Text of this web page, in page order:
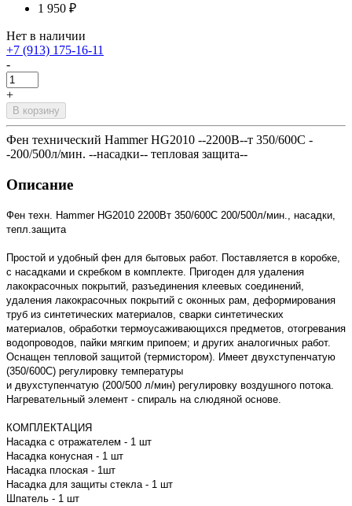
1 950 ₽
Нет в наличии
+7 (913) 175-16-11
-
+
В корзину
Фен технический Hammer HG2010 --2200В--т 350/600С -
-200/500л/мин. --насадки-- тепловая защита--
Описание
Фен техн. Hammer HG2010 2200Вт 350/600С 200/500л/мин., насадки,
тепл.защита
Простой и удобный фен для бытовых работ. Поставляется в коробке,
с насадками и скребком в комплекте. Пригоден для удаления
лакокрасочных покрытий, разъединения клеевых соединений,
удаления лакокрасочных покрытий с оконных рам, деформирования
труб из синтетических материалов, сварки синтетических
материалов, обработки термоусаживающихся предметов, отогревания
водопроводов, пайки мягким припоем; и других аналогичных работ.
Оснащен тепловой защитой (термистором). Имеет двухступенчатую
(350/600С) pегулировку температуры
и двухступенчатую (200/500 л/мин) регулировку воздушного потока.
Нагревательный элемент - спираль на слюдяной основе.
КОМПЛЕКТАЦИЯ
Насадка с отражателем - 1 шт
Насадка конусная - 1 шт
Насадка плоская - 1шт
Насадка для защиты стекла - 1 шт
Шпатель - 1 шт